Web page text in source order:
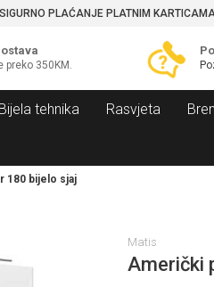
SIGURNO PLAĆANJE PLATNIM
preko 350KM.
Bijela tehnika Rasvjeta
180 bijelo sjaj
Matis
Američki